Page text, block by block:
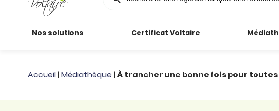
Nos solutions
Particuliers
Certificat Voltaire
Toutes nos
Conjugaison
Accueil|Médiathèque|À trancher une bonne fois pour toutes